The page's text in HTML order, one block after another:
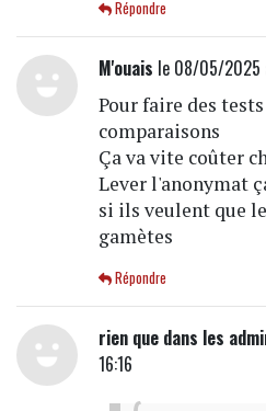
Répondre
M'ouais le 08/05/2025
Pour faire des
comparaisons
Ça va vite coûter
Lever l'anonymat
si ils veulent que
gamètes
Répondre
rien que dans les
16:16